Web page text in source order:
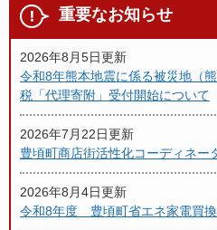
重要なお知らせ
2026年8月5日更新
令和8年熊本地震に係る被災地（
税「代理寄附」受付開始について
2026年7月22日更新
豊頃町商店街活性化コーディネー
2026年8月4日更新
令和8年度 豊頃町省エネ家電買